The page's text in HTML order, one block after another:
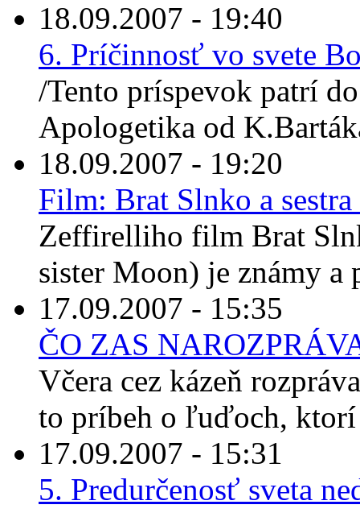
18.09.2007 - 19:40
6. Príčinnosť vo svete
/Tento príspevok patrí
Apologetika od
18.09.2007 - 19:20
Film: Brat Slnko a
Zeffirelliho film Brat
sister Moon) je známy
17.09.2007 - 15:35
ČO ZAS
Včera cez kázeň
to príbeh o ľuďoch, ktorí
17.09.2007 - 15:31
5. Predurčenosť sveta